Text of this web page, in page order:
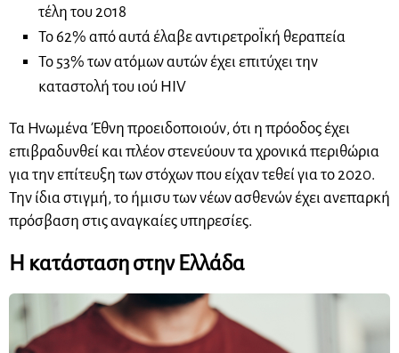
τέλη του 2018
Το 62% από αυτά έλαβε αντιρετροΪκή θεραπεία
Το 53% των ατόμων αυτών έχει επιτύχει την
καταστολή του ιού HIV
Τα Ηνωμένα Έθνη προειδοποιούν, ότι η πρόοδος έχει
επιβραδυνθεί και πλέον στενεύουν τα χρονικά περιθώρια
για την επίτευξη των στόχων που είχαν τεθεί για το 2020.
Την ίδια στιγμή, το ήμισυ των νέων ασθενών έχει ανεπαρκή
πρόσβαση στις αναγκαίες υπηρεσίες.
Η κατάσταση στην Ελλάδα